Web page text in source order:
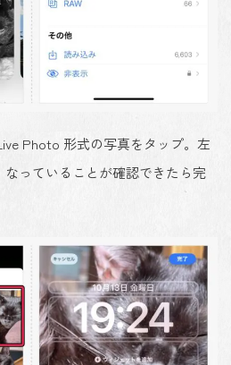
Photo 形式の写真をタップ。左
っていることが確認できたら完